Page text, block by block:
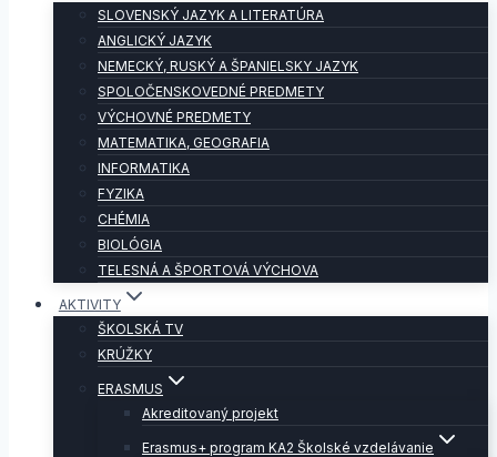
SLOVENSKÝ JAZYK A LITERATÚRA
ANGLICKÝ JAZYK
NEMECKÝ, RUSKÝ A ŠPANIELSKY JAZYK
SPOLOČENSKOVEDNÉ PREDMETY
VÝCHOVNÉ PREDMETY
MATEMATIKA, GEOGRAFIA
INFORMATIKA
FYZIKA
CHÉMIA
BIOLÓGIA
TELESNÁ A ŠPORTOVÁ VÝCHOVA
AKTIVITY
ŠKOLSKÁ TV
KRÚŽKY
ERASMUS
Akreditovaný projekt
Erasmus+ program KA2 Školské vzdelávanie